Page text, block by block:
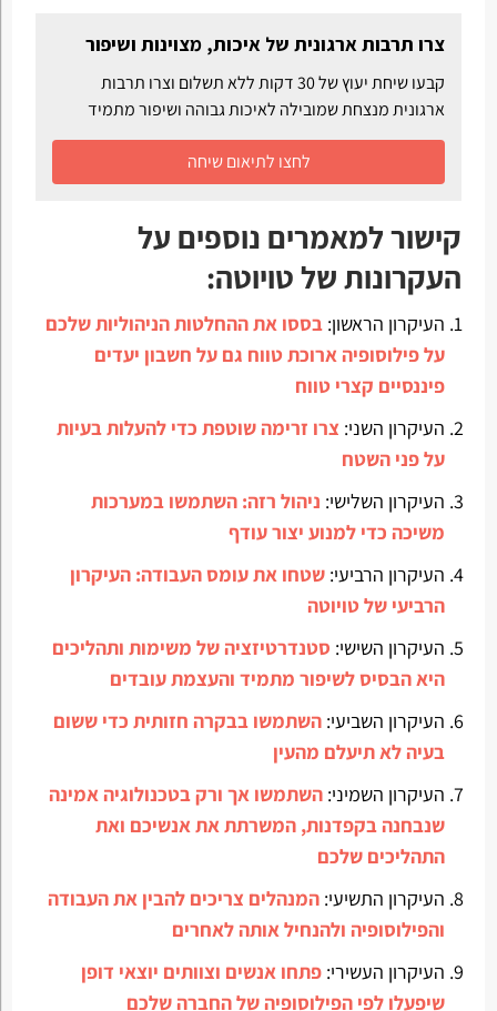
צרו תרבות ארגונית של איכות, מצוינות ושיפור
קבעו שיחת יעוץ של 30 דקות ללא תשלום וצרו תרבות
ארגונית מנצחת שמובילה לאיכות גבוהה ושיפור מתמיד
לחצו לתיאום שיחה
קישור למאמרים נוספים על
העקרונות של טויוטה:
העיקרון הראשון: בססו את ההחלטות הניהוליות שלכם
על פילוסופיה ארוכת טווח גם על חשבון יעדים
פיננסיים קצרי טווח
העיקרון השני: צרו זרימה שוטפת כדי להעלות בעיות
על פני השטח
העיקרון השלישי: ניהול רזה: השתמשו במערכות
משיכה כדי למנוע יצור עודף
העיקרון הרביעי: שטחו את עומס העבודה: העיקרון
הרביעי של טויוטה
העיקרון השישי: סטנדרטיזציה של משימות ותהליכים
היא הבסיס לשיפור מתמיד והעצמת עובדים
העיקרון השביעי: השתמשו בבקרה חזותית כדי ששום
בעיה לא תיעלם מהעין
העיקרון השמיני: השתמשו אך ורק בטכנולוגיה אמינה
שנבחנה בקפדנות, המשרתת את אנשיכם ואת
התהליכים שלכם
העיקרון התשיעי: המנהלים צריכים להבין את העבודה
והפילוסופיה ולהנחיל אותה לאחרים
העיקרון העשירי: פתחו אנשים וצוותים יוצאי דופן
שיפעלו לפי הפילוסופיה של החברה שלכם